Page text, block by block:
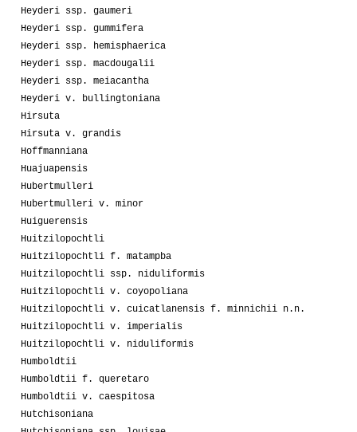
Heyderi ssp. gaumeri
Heyderi ssp. gummifera
Heyderi ssp. hemisphaerica
Heyderi ssp. macdougalii
Heyderi ssp. meiacantha
Heyderi v. bullingtoniana
Hirsuta
Hirsuta v. grandis
Hoffmanniana
Huajuapensis
Hubertmulleri
Hubertmulleri v. minor
Huiguerensis
Huitzilopochtli
Huitzilopochtli f. matampba
Huitzilopochtli ssp. niduliformis
Huitzilopochtli v. coyopoliana
Huitzilopochtli v. cuicatlanensis f. minnichii n.n.
Huitzilopochtli v. imperialis
Huitzilopochtli v. niduliformis
Humboldtii
Humboldtii f. queretaro
Humboldtii v. caespitosa
Hutchisoniana